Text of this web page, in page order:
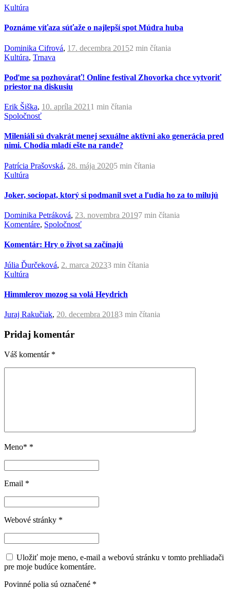
Kultúra
Poznáme víťaza súťaže o najlepší spot Múdra huba
Dominika Cifrová, 17. decembra 20152 min čítania
Kultúra, Trnava
Poďme sa pozhovárať! Online festival Zhovorka chce vytvoriť
priestor na diskusiu
Erik Šiška, 10. apríla 2021 1 min čítania
Spoločnosť
Mileniáli sú dvakrát menej sexuálne aktívni ako generácia pred
nimi. Chodia mladí ešte na rande?
Patrícia Prašovská, 28. mája 20205 min čítania
Kultúra
Joker, sociopat, ktorý si podmanil svet a ľudia ho za to milujú
Dominika Petráková, 23. novembra 20197 min čítania
Komentáre, Spoločnosť
Komentár: Hry o život sa začínajú
Júlia Ďurčeková, 2. marca 20233 min čítania
Kultúra
Himmlerov mozog sa volá Heydrich
Juraj Rakučiak, 20. decembra 20183 min čítania
Pridaj komentár
Váš komentár *
Meno* *
Email *
Webové stránky *
Uložiť moje meno, e-mail a webovú stránku v tomto prehliadači
pre moje budúce komentáre.
Povinné polia sú označené *